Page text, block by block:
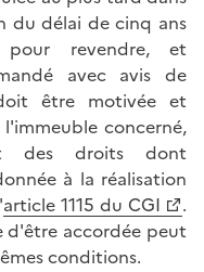
du délai de cinq ans
pour revendre, et
avec avis de
être motivée et
concerné,
des droits dont
à la réalisation
article 1115 du CGI
.
d'être accordée peut
conditions.